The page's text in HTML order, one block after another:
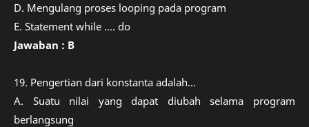
D. Mengulang proses looping pada program
E. Statement while .... do
Jawaban : B
19. Pengertian dari konstanta adalah...
A. Suatu nilai yang dapat diubah selama program
berlangsung